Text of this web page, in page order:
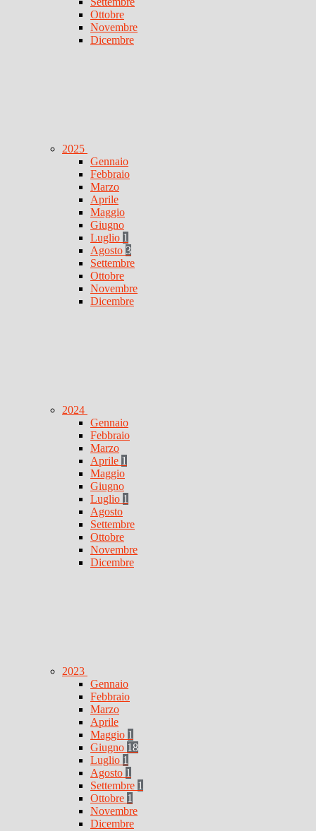
Ottobre
Novembre
Dicembre
2025
Gennaio
Febbraio
Marzo
Aprile
Maggio
Giugno
Luglio 1
Agosto 3
Settembre
Ottobre
Novembre
Dicembre
2024
Gennaio
Febbraio
Marzo
Aprile 1
Maggio
Giugno
Luglio 1
Agosto
Settembre
Ottobre
Novembre
Dicembre
2023
Gennaio
Febbraio
Marzo
Aprile
Maggio 1
Giugno 18
Luglio 1
Agosto 1
Settembre 1
Ottobre 1
Novembre
Dicembre